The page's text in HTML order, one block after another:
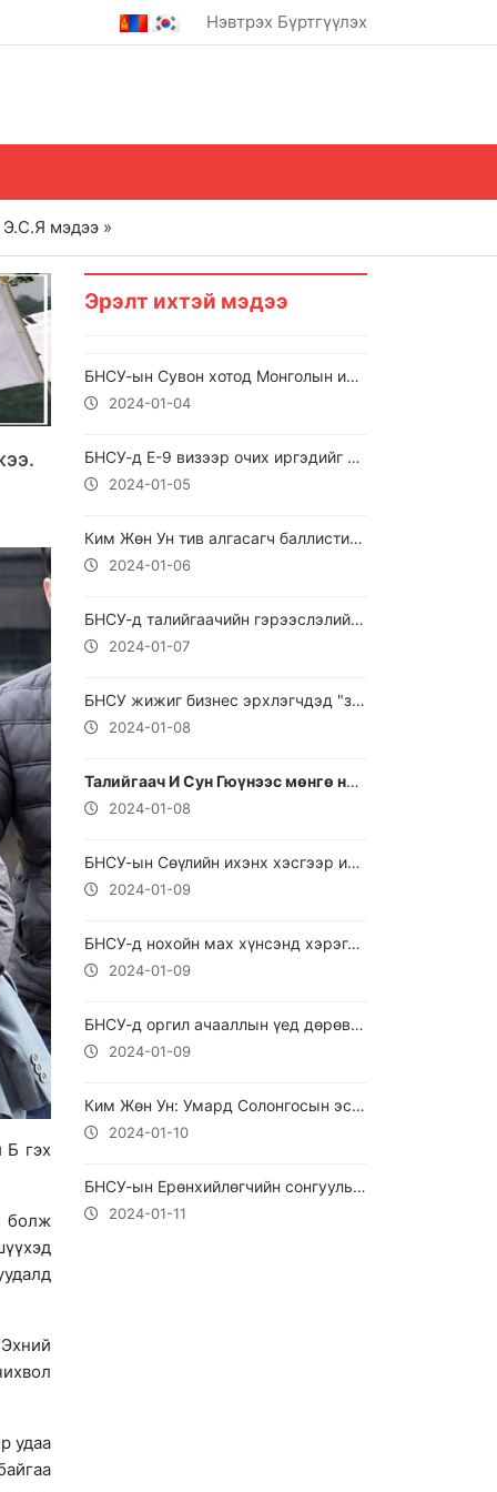
Нэвтрэх Бүртгүүлэх
Э.С.Я мэдээ »
Б гэх
болж
удаа
Эрэлт ихтэй мэдээ
БНСУ-ын Сувон хотод Монголын иргэн найз руугаа хутгатай дайрсан хэрэг гарчээ.
2024-01-04
БНСУ-д E-9 визээр очих иргэдийг зочид буудал, амралтын газар, барилга байгууламжийн үйлчилгээний салбарт ажиллуулна.
2024-01-05
Ким Жөн Ун тив алгасагч баллистик пуужин харвах зөөврийн төхөөрөмж үйлдвэрлэдэг үйлдвэрийг шалгажээ.
2024-01-06
БНСУ-д талийгаачийн гэрээслэлийг нийтэлсэн сэтгүүлчийг шүүхэд өгчээ
2024-01-07
БНСУ жижиг бизнес эрхлэгчдэд "зээлийн өршөөл" үзүүлхээр хэлэлцэж байна
2024-01-08
Талийгаач И Сун Гюүнээс мөнгө нэхэж, нэр төрд нь халдсан хоёр эмэгтэйг баривчилжээ.
2024-01-08
БНСУ-ын Сөүлийн ихэнх хэсгээр их хэмжээний цас орохыг анхаарууллаа
2024-01-09
БНСУ-д нохойн мах хүнсэнд хэрэглэхийг хориглоно
2024-01-09
БНСУ-д оргил ачааллын үед дөрөвдүгээр шугамд суудалгүй метро үйлчилнэ.
2024-01-09
Ким Жөн Ун: Умард Солонгосын эсрэг хүч хэрэглэхийг оролдвол Өмнөд Солонгосыг устгана
2024-01-10
БНСУ-ын Ерөнхийлөгчийн сонгуульд өрсөлдүүлэхгүйн тулд И Жэ Мёнд халджээ
2024-01-11